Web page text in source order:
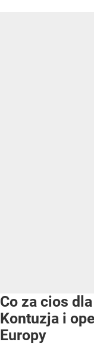
Co za cios
Kontuzja i
Europy